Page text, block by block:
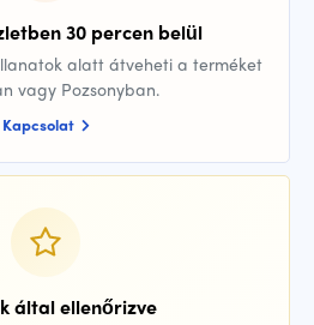
30 percen belül
alatt átveheti a terméket
vagy Pozsonyban.
Kapcsolat
által ellenőrizve